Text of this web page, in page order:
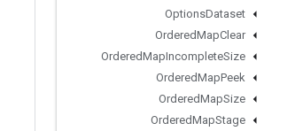
OptionsDataset
OrderedMapClear
OrderedMapIncompleteSize
OrderedMapPeek
OrderedMapSize
OrderedMapStage